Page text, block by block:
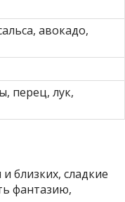
авокадо,
перец, лук,
близких, сладкие
фантазию,